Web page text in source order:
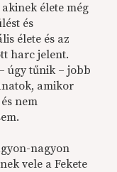
élete még
és
élete és az
harc jelent.
úgy tűnik – jobb
amikor
nem
nagyon
vele a Fekete